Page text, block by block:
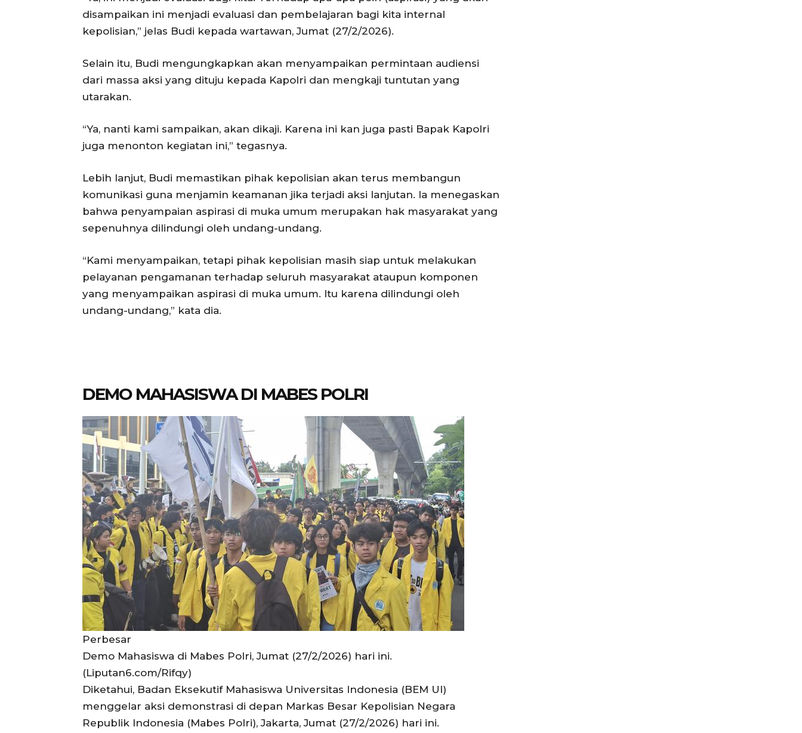
disampaikan ini menjadi evaluasi dan pembelajaran bagi kita internal
kepolisian,” jelas Budi kepada wartawan, Jumat (27/2/2026).
Selain itu, Budi mengungkapkan akan menyampaikan permintaan audiensi
dari massa aksi yang dituju kepada Kapolri dan mengkaji tuntutan yang
utarakan.
“Ya, nanti kami sampaikan, akan dikaji. Karena ini kan juga pasti Bapak Kapolri
juga menonton kegiatan ini,” tegasnya.
Lebih lanjut, Budi memastikan pihak kepolisian akan terus membangun
komunikasi guna menjamin keamanan jika terjadi aksi lanjutan. Ia menegaskan
bahwa penyampaian aspirasi di muka umum merupakan hak masyarakat yang
sepenuhnya dilindungi oleh undang-undang.
“Kami menyampaikan, tetapi pihak kepolisian masih siap untuk melakukan
pelayanan pengamanan terhadap seluruh masyarakat ataupun komponen
yang menyampaikan aspirasi di muka umum. Itu karena dilindungi oleh
undang-undang,” kata dia.
DEMO MAHASISWA DI MABES POLRI
Perbesar
Demo Mahasiswa di Mabes Polri, Jumat (27/2/2026) hari ini.
(Liputan6.com/Rifqy)
Diketahui, Badan Eksekutif Mahasiswa Universitas Indonesia (BEM UI)
menggelar aksi demonstrasi di depan Markas Besar Kepolisian Negara
Republik Indonesia (Mabes Polri), Jakarta, Jumat (27/2/2026) hari ini.